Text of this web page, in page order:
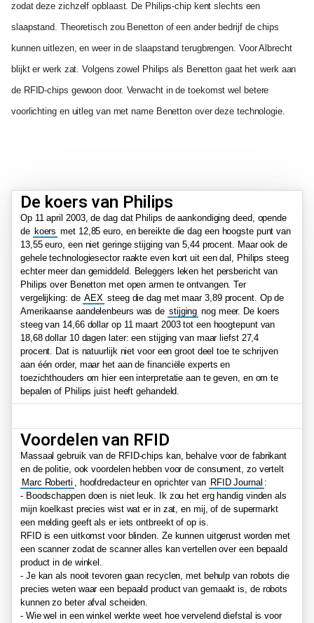
zodat deze zichzelf opblaast. De Philips-chip kent slechts een
slaapstand. Theoretisch zou Benetton of een ander bedrijf de chips
kunnen uitlezen, en weer in de slaapstand terugbrengen. Voor Albrecht
blijkt er werk zat. Volgens zowel Philips als Benetton gaat het werk aan
de RFID-chips gewoon door. Verwacht in de toekomst wel betere
voorlichting en uitleg van met name Benetton over deze technologie.
De koers van Philips
Op 11 april 2003, de dag dat Philips de aankondiging deed, opende
de koers met 12,85 euro, en bereikte die dag een hoogste punt van
13,55 euro, een niet geringe stijging van 5,44 procent. Maar ook de
gehele technologiesector raakte even kort uit een dal, Philips steeg
echter meer dan gemiddeld. Beleggers leken het persbericht van
Philips over Benetton met open armen te ontvangen. Ter
vergelijking: de AEX steeg die dag met maar 3,89 procent. Op de
Amerikaanse aandelenbeurs was de stijging nog meer. De koers
steeg van 14,66 dollar op 11 maart 2003 tot een hoogtepunt van
18,68 dollar 10 dagen later: een stijging van maar liefst 27,4
procent. Dat is natuurlijk niet voor een groot deel toe te schrijven
aan één order, maar het aan de financiële experts en
toezichthouders om hier een interpretatie aan te geven, en om te
bepalen of Philips juist heeft gehandeld.
Voordelen van RFID
Massaal gebruik van de RFID-chips kan, behalve voor de fabrikant
en de politie, ook voordelen hebben voor de consument, zo vertelt
Marc Roberti , hoofdredacteur en oprichter van RFID Journal :
- Boodschappen doen is niet leuk. Ik zou het erg handig vinden als
mijn koelkast precies wist wat er in zat, en mij, of de supermarkt
een melding geeft als er iets ontbreekt of op is.
RFID is een uitkomst voor blinden. Ze kunnen uitgerust worden met
een scanner zodat de scanner alles kan vertellen over een bepaald
product in de winkel.
- Je kan als nooit tevoren gaan recyclen, met behulp van robots die
precies weten waar een bepaald product van gemaakt is, de robots
kunnen zo beter afval scheiden.
- Wie wel in een winkel werkte weet hoe vervelend diefstal is voor